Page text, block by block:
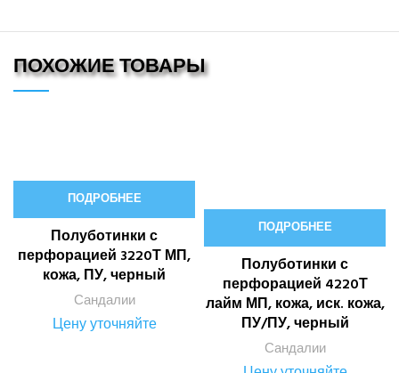
ПОХОЖИЕ ТОВАРЫ
ПОДРОБНЕЕ
Полуботинки с
перфорацией 3220Т МП,
кожа, ПУ, черный
Сандалии
Цену уточняйте
ПОДРОБНЕЕ
Полуботинки с
перфорацией 4220Т
лайм МП, кожа, иск. кожа,
ПУ/ПУ, черный
Сандалии